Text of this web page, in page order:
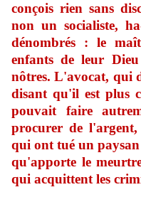
conçois rien sans
non un socialiste,
dénombrés : le
enfants de leur
nôtres. L'avocat, qui
disant qu'il est plus
pouvait faire
procurer de l'argent,
qui ont tué un
qu'apporte le
qui acquittent les